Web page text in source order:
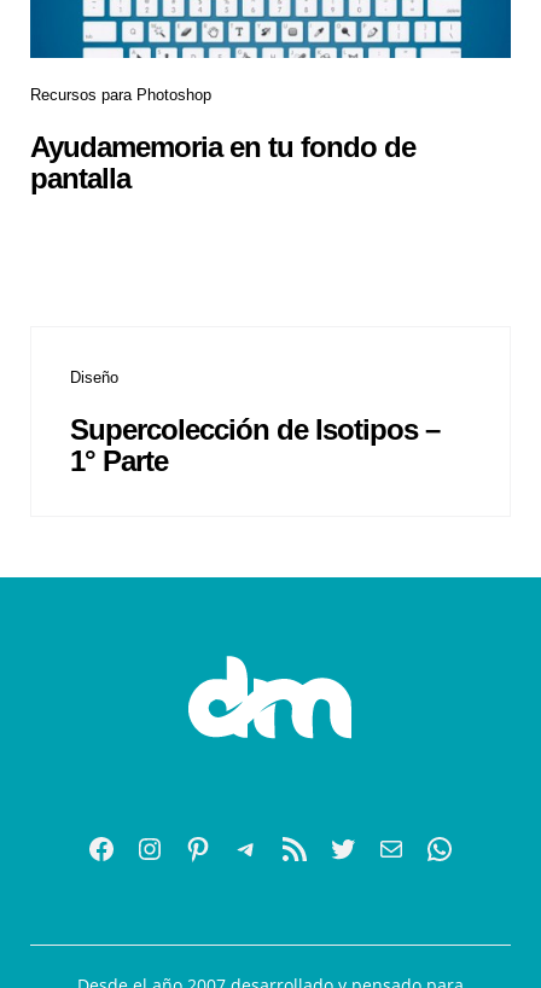
Recursos para Photoshop
Ayudamemoria en tu fondo de
pantalla
Diseño
Supercolección de Isotipos –
1° Parte